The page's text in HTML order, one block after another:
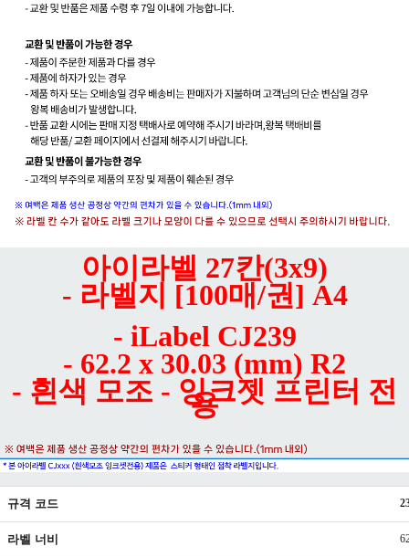
아이라벨 27칸(3x9)
- 라벨지 [100매/권] A4
- iLabel CJ239
- 62.2 x 30.03 (mm) R2
- 흰색 모조 - 잉크젯 프린터 전
용
규격 코드
라벨 너비